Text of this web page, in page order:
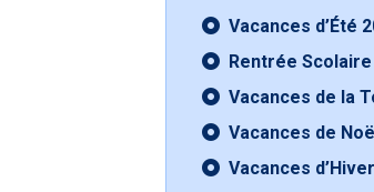
Vacances d’Été
Rentrée Scolaire
Vacances de la
Vacances de
Vacances